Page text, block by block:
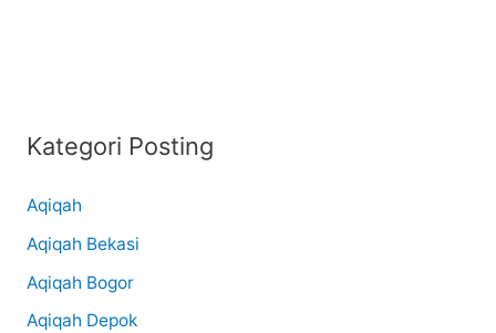
Kategori Posting
Aqiqah
Aqiqah Bekasi
Aqiqah Bogor
Aqiqah Depok